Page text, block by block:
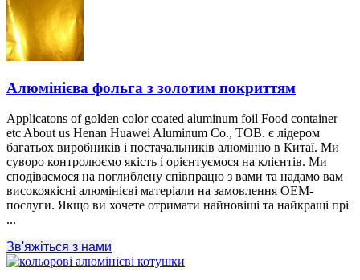
Алюмінієва фольга з золотим покриттям
Applicatons of golden color coated aluminum foil Food container
etc About us Henan Huawei Aluminum Co., ТОВ. є лідером
багатьох виробників і постачальників алюмінію в Китаї. Ми
суворо контролюємо якість і орієнтуємося на клієнтів. Ми
сподіваємося на поглиблену співпрацю з вами та надамо вам
високоякісні алюмінієві матеріали на замовлення OEM-
послуги. Якщо ви хочете отримати найновіші та найкращі прі
...
Зв'яжіться з нами